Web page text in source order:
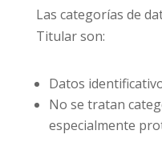
Las categorías de
Titular son:
Datos
No se tratan
especialmente